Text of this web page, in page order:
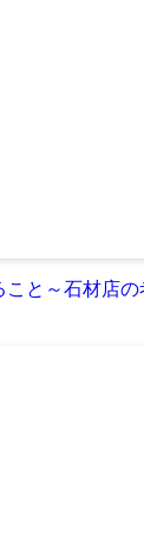
こと～石材店の